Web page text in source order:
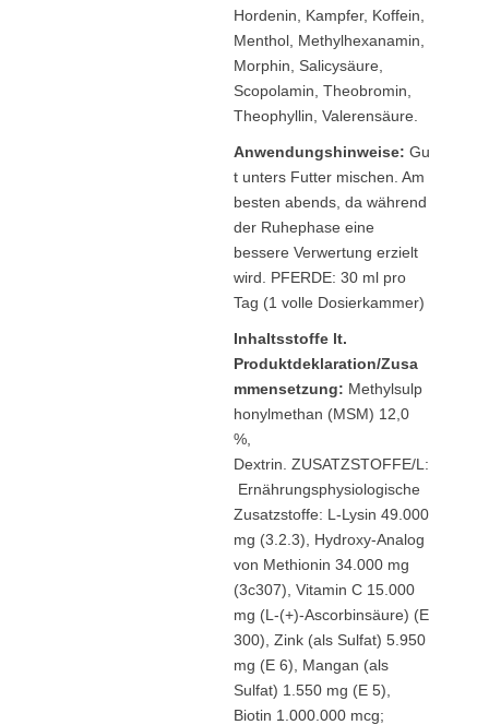
Hordenin, Kampfer, Koffein,
Menthol, Methylhexanamin,
Morphin, Salicysäure,
Scopolamin, Theobromin,
Theophyllin, Valerensäure.
Anwendungshinweise: Gu
t unters Futter mischen. Am
besten abends, da während
der Ruhephase eine
bessere Verwertung erzielt
wird. PFERDE: 30 ml pro
Tag (1 volle Dosierkammer)
Inhaltsstoffe lt.
Produktdeklaration/Zusa
mmensetzung: Methylsulp
honylmethan (MSM) 12,0
%,
Dextrin. ZUSATZSTOFFE/L:
Ernährungsphysiologische
Zusatzstoffe: L-Lysin 49.000
mg (3.2.3), Hydroxy-Analog
von Methionin 34.000 mg
(3c307), Vitamin C 15.000
mg (L-(+)-Ascorbinsäure) (E
300), Zink (als Sulfat) 5.950
mg (E 6), Mangan (als
Sulfat) 1.550 mg (E 5),
Biotin 1.000.000 mcg;